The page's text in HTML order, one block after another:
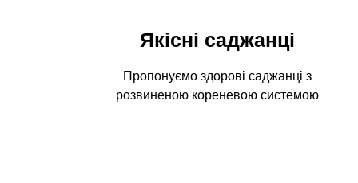
Пропонуємо здорові саджанці з
розвиненою кореневою системою
Якісні саджанці